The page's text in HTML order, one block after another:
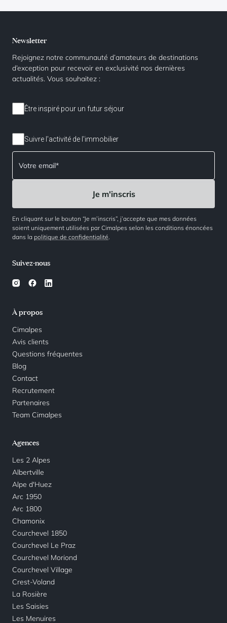
À propos
Cimalpes
Avis clients
Questions fréquentes
Blog
Contact
Recrutement
Partenaires
Team Cimalpes
Agences
Les 2 Alpes
Albertville
Alpe d'Huez
Arc 1950
Arc 1800
Chamonix
Courchevel 1850
Courchevel Le Praz
Courchevel Moriond
Courchevel Village
Crest-Voland
La Rosière
Les Saisies
Les Menuires
Suivez-nous
Newsletter
Rejoignez notre communauté d’amateurs de destinations
d’exception pour recevoir en exclusivité nos dernières
actualités. Vous souhaitez :
Être inspiré pour un futur séjour
Suivre l'activité de l'immobilier
En cliquant sur le bouton “Je m’inscris”, j’accepte que mes données
soient uniquement utilisées par Cimalpes selon les conditions énoncées
dans la politique de confidentialité.